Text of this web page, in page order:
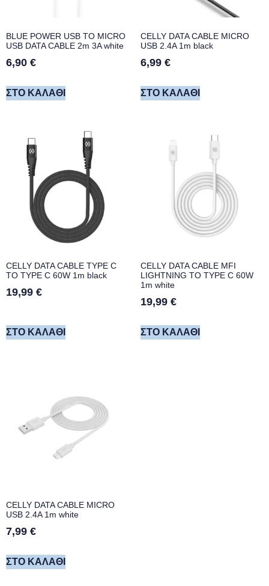
BLUE POWER USB TO MICRO
USB DATA CABLE 2m 3A white
6,90 €
ΣΤΟ ΚΑΛΆΘΙ
CELLY DATA CABLE MICRO
USB 2.4A 1m black
6,99 €
ΣΤΟ ΚΑΛΆΘΙ
CELLY DATA CABLE TYPE C
TO TYPE C 60W 1m black
19,99 €
ΣΤΟ ΚΑΛΆΘΙ
CELLY DATA CABLE MFI
LIGHTNING TO TYPE C 60W
1m white
19,99 €
ΣΤΟ ΚΑΛΆΘΙ
CELLY DATA CABLE MICRO
USB 2.4A 1m white
7,99 €
ΣΤΟ ΚΑΛΆΘΙ